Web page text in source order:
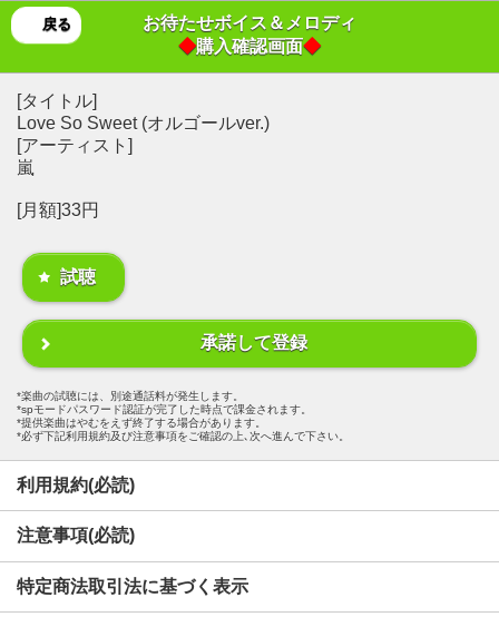
戻る
お待たせボイス＆メロディ
◆購入確認画面◆
[タイトル]
Love So Sweet (オルゴールver.)
[アーティスト]
嵐
[月額]33円
試聴
承諾して登録
楽曲の試聴には、別途通話料が発生します。
spモードパスワード認証が完了した時点で課金されます。
提供楽曲はやむをえず終了する場合があります。
必ず下記利用規約及び注意事項をご確認の上､次へ進んで下さい。
利用規約(必読)
注意事項(必読)
特定商法取引法に基づく表示